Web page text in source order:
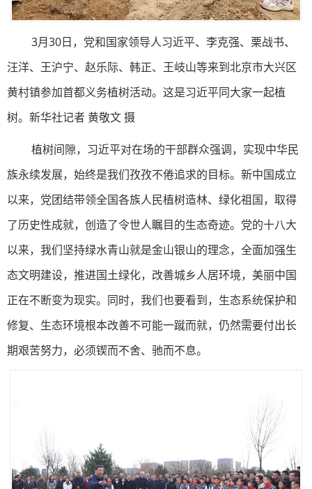
3月30日，党和国家领导人习近平、李克强、栗战书、
汪洋、王沪宁、赵乐际、韩正、王岐山等来到北京市大兴区
黄村镇参加首都义务植树活动。这是习近平同大家一起植
树。新华社记者 黄敬文 摄
植树间隙，习近平对在场的干部群众强调，实现中华民
族永续发展，始终是我们孜孜不倦追求的目标。新中国成立
以来，党团结带领全国各族人民植树造林、绿化祖国，取得
了历史性成就，创造了令世人瞩目的生态奇迹。党的十八大
以来，我们坚持绿水青山就是金山银山的理念，全面加强生
态文明建设，推进国土绿化，改善城乡人居环境，美丽中国
正在不断变为现实。同时，我们也要看到，生态系统保护和
修复、生态环境根本改善不可能一蹴而就，仍然需要付出长
期艰苦努力，必须锲而不舍、驰而不息。